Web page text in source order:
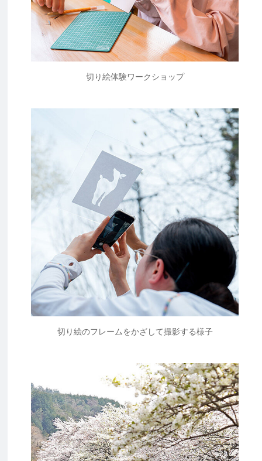
切り絵体験ワークショップ
切り絵のフレームをかざして撮影する様子